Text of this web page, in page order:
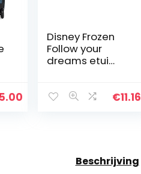
Disney Frozen
Follow your
dreams etui
polyester
€11.16
Beschrijving